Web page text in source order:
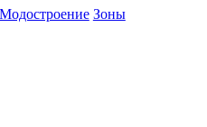
Модостроение Зоны